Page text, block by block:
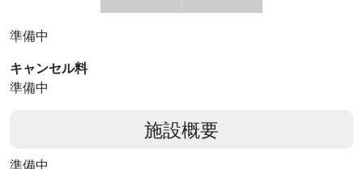
準備中
キャンセル料
準備中
施設概要
準備中